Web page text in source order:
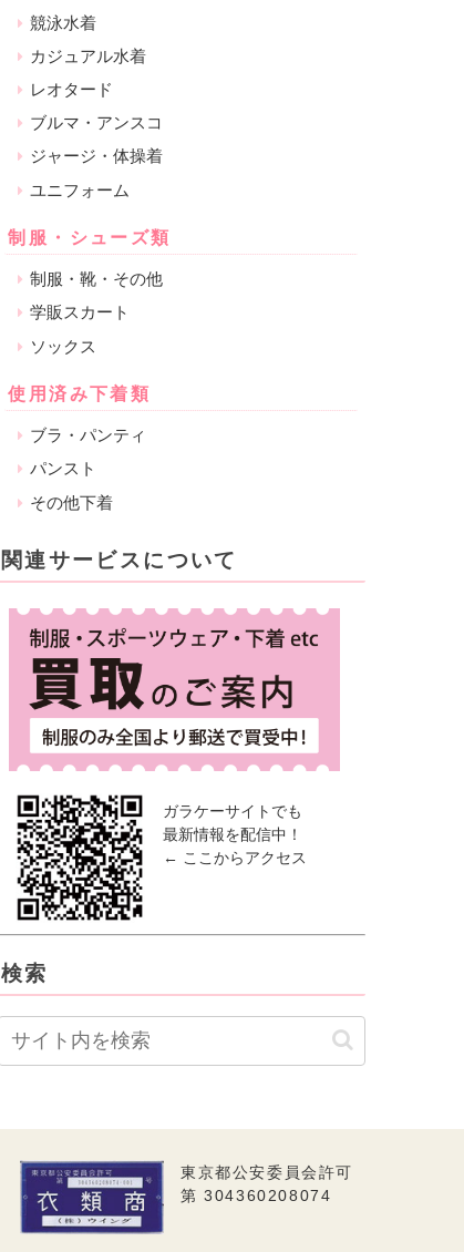
競泳水着
カジュアル水着
レオタード
ブルマ・アンスコ
ジャージ・体操着
ユニフォーム
制服・シューズ類
制服・靴・その他
学販スカート
ソックス
使用済み下着類
ブラ・パンティ
パンスト
その他下着
関連サービスについて
ガラケーサイトでも
最新情報を配信中！
← ここからアクセス
検索
東京都公安委員会許可
第 304360208074